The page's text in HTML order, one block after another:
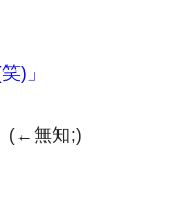
)」
(←無知;)